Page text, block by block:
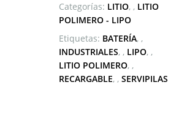
Categorías: LITIO , LITIO
POLIMERO - LIPO
Etiquetas: BATERÍA ,
INDUSTRIALES , LIPO ,
LITIO POLIMERO ,
RECARGABLE , SERVIPILAS